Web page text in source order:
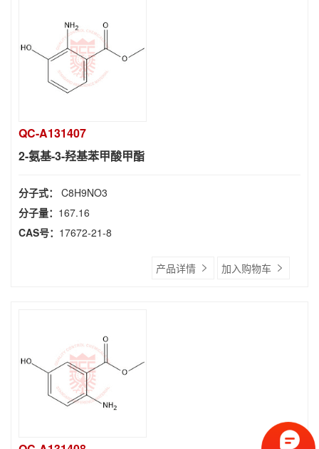
QC-A131407
2-氨基-3-羟基苯甲酸甲酯
分子式： C8H9NO3
分子量： 167.16
CAS号： 17672-21-8
产品详情 加入购物车